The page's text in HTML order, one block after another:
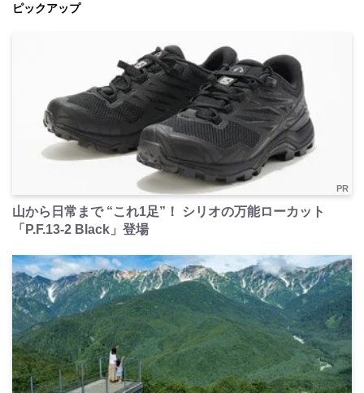
ピックアップ
PR
山から日常まで “これ1足”！ シリオの万能ローカット
「P.F.13-2 Black」登場